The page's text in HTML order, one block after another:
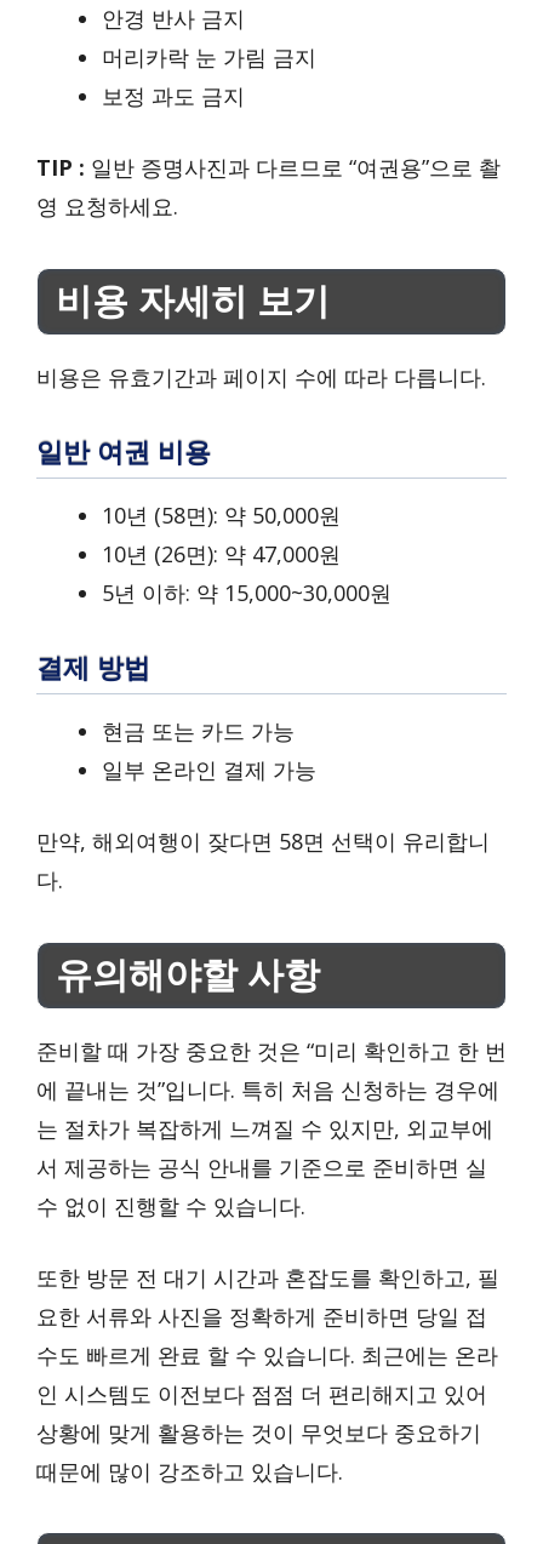
안경 반사 금지
머리카락 눈 가림 금지
보정 과도 금지
TIP : 일반 증명사진과 다르므로 “여권용”으로 촬
영 요청하세요.
비용 자세히 보기
비용은 유효기간과 페이지 수에 따라 다릅니다.
일반 여권 비용
10년 (58면): 약 50,000원
10년 (26면): 약 47,000원
5년 이하: 약 15,000~30,000원
결제 방법
현금 또는 카드 가능
일부 온라인 결제 가능
만약, 해외여행이 잦다면 58면 선택이 유리합니
다.
유의해야할 사항
준비할 때 가장 중요한 것은 “미리 확인하고 한 번
에 끝내는 것”입니다. 특히 처음 신청하는 경우에
는 절차가 복잡하게 느껴질 수 있지만, 외교부에
서 제공하는 공식 안내를 기준으로 준비하면 실
수 없이 진행할 수 있습니다.
또한 방문 전 대기 시간과 혼잡도를 확인하고, 필
요한 서류와 사진을 정확하게 준비하면 당일 접
수도 빠르게 완료 할 수 있습니다. 최근에는 온라
인 시스템도 이전보다 점점 더 편리해지고 있어
상황에 맞게 활용하는 것이 무엇보다 중요하기
때문에 많이 강조하고 있습니다.